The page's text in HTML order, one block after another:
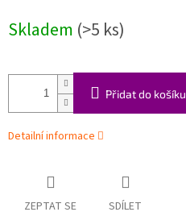
cena:
Skladem (>5 ks)
Přidat do košíku
Detailní informace
ZEPTAT SE SDÍLET